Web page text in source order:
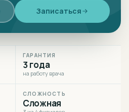
Записаться
ГАРАНТИЯ
3 года
на работу врача
СЛОЖНОСТЬ
Сложная